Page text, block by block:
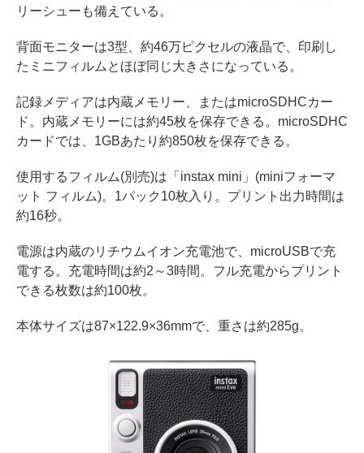
リーシューも備えている。
背面モニターは3型、約46万ピクセルの液晶で、印刷し
たミニフィルムとほぼ同じ大きさになっている。
記録メディアは内蔵メモリー、またはmicroSDHCカー
ド。内蔵メモリーには約45枚を保存できる。microSDHC
カードでは、1GBあたり約850枚を保存できる。
使用するフィルム(別売)は「instax mini」(miniフォーマ
ット フィルム)。1パック10枚入り。プリント出力時間は
約16秒。
電源は内蔵のリチウムイオン充電池で、microUSBで充
電する。充電時間は約2～3時間。フル充電からプリント
できる枚数は約100枚。
本体サイズは87×122.9×36mmで、重さは約285g。